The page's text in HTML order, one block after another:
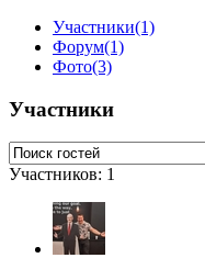
Участники(1)
Форум(1)
Фото(3)
Участники
Участников: 1